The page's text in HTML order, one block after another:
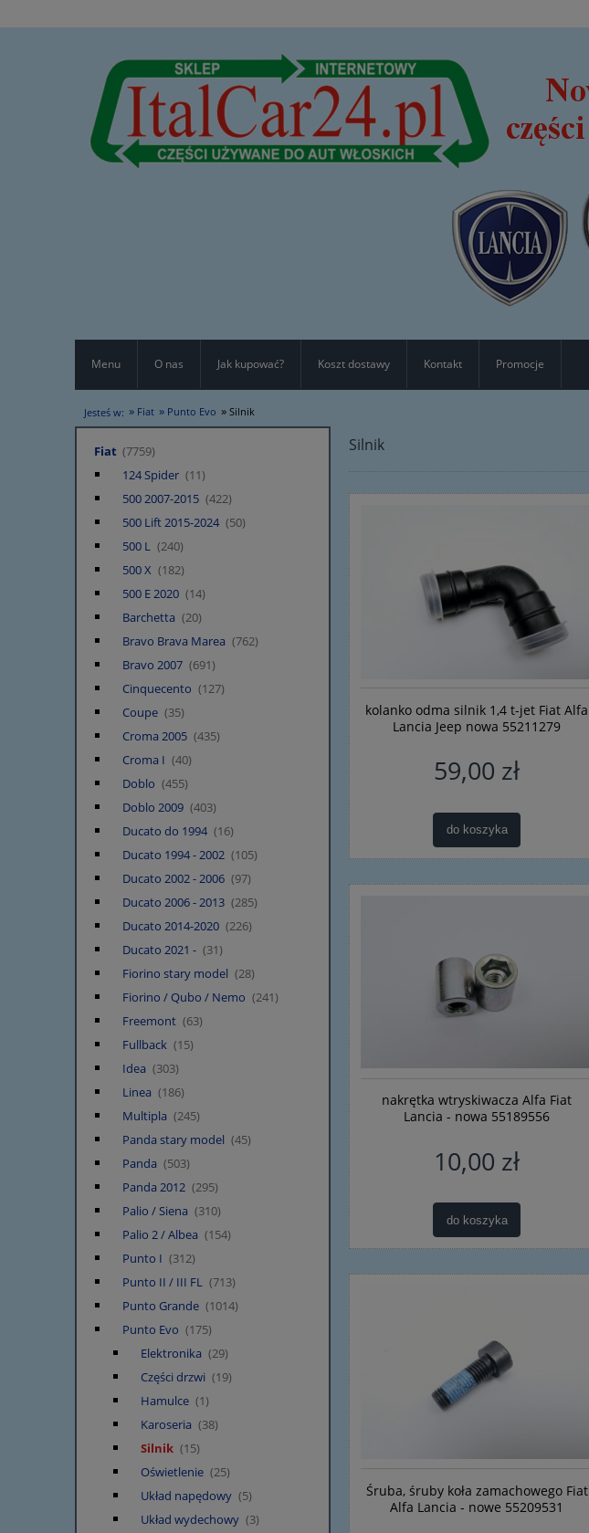
Menu O nas Jak kupować? Koszt dostawy Kontakt Promocje
Jesteś w: » Fiat » Punto Evo » Silnik
Fiat (7759)
124 Spider (11)
500 2007-2015 (422)
500 Lift 2015-2024 (50)
500 L (240)
500 X (182)
500 E 2020 (14)
Barchetta (20)
Bravo Brava Marea (762)
Bravo 2007 (691)
Cinquecento (127)
Coupe (35)
Croma 2005 (435)
Croma I (40)
Doblo (455)
Doblo 2009 (403)
Ducato do 1994 (16)
Ducato 1994 - 2002 (105)
Ducato 2002 - 2006 (97)
Ducato 2006 - 2013 (285)
Ducato 2014-2020 (226)
Ducato 2021 - (31)
Fiorino stary model (28)
Fiorino / Qubo / Nemo (241)
Freemont (63)
Fullback (15)
Idea (303)
Linea (186)
Multipla (245)
Panda stary model (45)
Panda (503)
Panda 2012 (295)
Palio / Siena (310)
Palio 2 / Albea (154)
Punto I (312)
Punto II / III FL (713)
Punto Grande (1014)
Punto Evo (175)
Elektronika (29)
Części drzwi (19)
Hamulce (1)
Karoseria (38)
Silnik (15)
Oświetlenie (25)
Układ napędowy (5)
Układ wydechowy (3)
Silnik
kolanko odma silnik 1,4 t-jet Fiat Alfa
Lancia Jeep nowa 55211279
59,00 zł
do koszyka
nakrętka wtryskiwacza Alfa Fiat
Lancia - nowa 55189556
10,00 zł
do koszyka
Śruba, śruby koła zamachowego Fiat
Alfa Lancia - nowe 55209531